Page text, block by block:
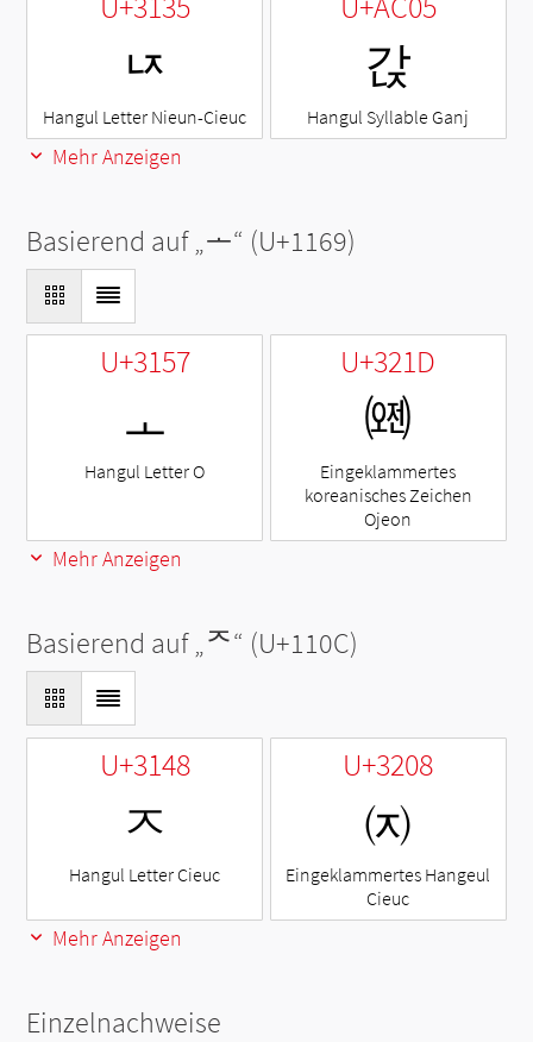
ㄵ
Hangul Letter Nieun-Cieuc
갅
Hangul Syllable Ganj
Mehr Anzeigen
Basierend auf „ᅩ“ (U+1169)
U+3157
ㅗ
Hangul Letter O
U+321D
㈝
Eingeklammertes
koreanisches Zeichen
Ojeon
Mehr Anzeigen
Basierend auf „ᄌ“ (U+110C)
U+3148
ㅈ
Hangul Letter Cieuc
U+3208
㈈
Eingeklammertes Hangeul
Cieuc
Mehr Anzeigen
Einzelnachweise